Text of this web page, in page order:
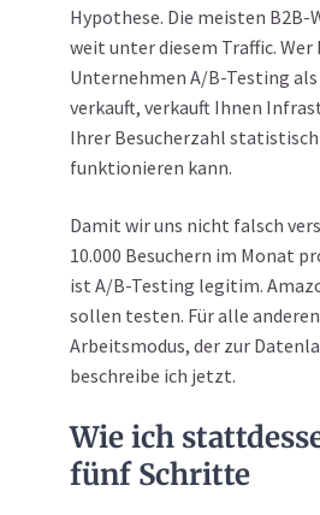
Hypothese. Die meisten B2B-
weit unter diesem Traffic. Wer
Unternehmen A/B-Testing
verkauft, verkauft Ihnen
Ihrer Besucherzahl
funktionieren kann.
Damit wir uns nicht falsch
10.000 Besuchern im Monat
ist A/B-Testing legitim.
sollen testen. Für alle
Arbeitsmodus, der zur
beschreibe ich jetzt.
Wie ich
fünf Schritte